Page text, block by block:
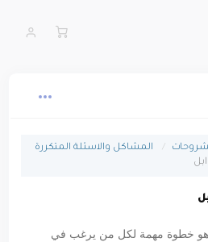
المشاكل والاسئلة المتكررة
خطوة مهمة لكل من يرغب في